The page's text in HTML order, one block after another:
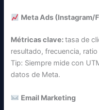
Meta Ads (Instagram/
Métricas clave:tasa de
resultado, frecuencia,
Tip: Siempre mide con
datos de Meta.
Email Marketing